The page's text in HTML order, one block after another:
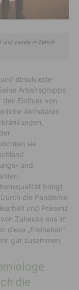
und wurde in Zürich
absolvierte
Arbeitsgruppe
Einfluss von
Aktivitäten
sie
und
bringt
die Pandemie
und Präsenz
Zuhause aus im
diese „Freiheiten“
gut zusammen.
die